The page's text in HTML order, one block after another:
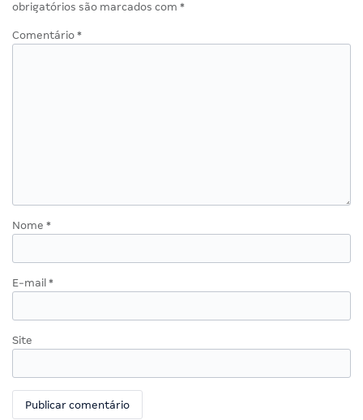
obrigatórios são marcados com *
Comentário *
Nome *
E-mail *
Site